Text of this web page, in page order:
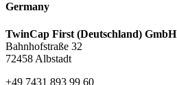
Germany
TwinCap First (Deutschland) GmbH
Bahnhofstraße 32
72458 Albstadt
+49 7431 893 99 60